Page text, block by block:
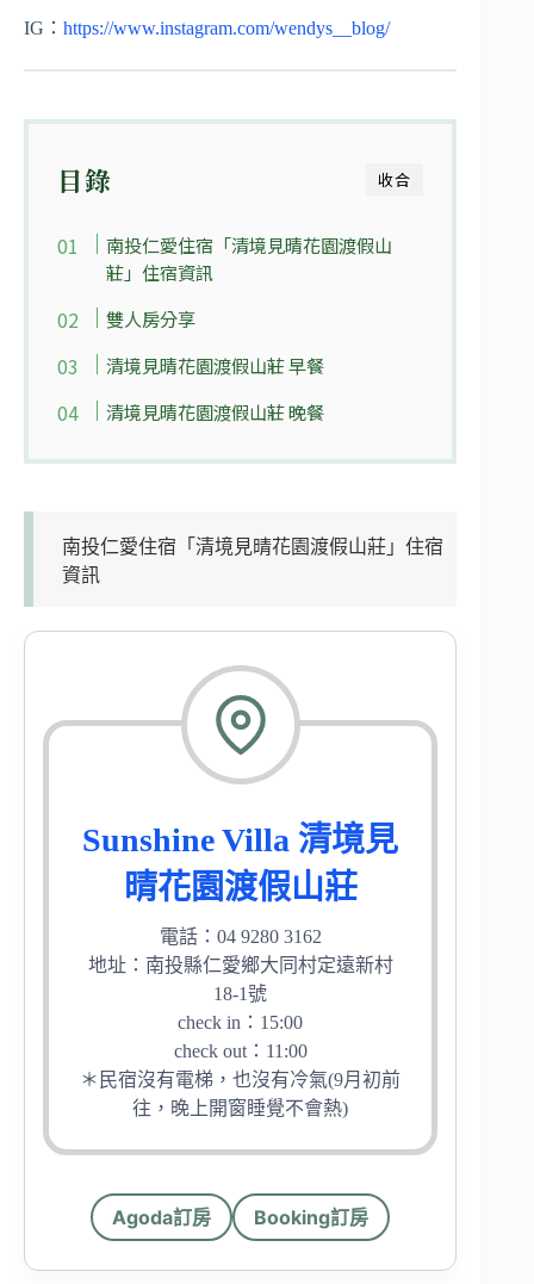
IG： https://www.instagram.com/wendys__blog/
收合
目錄
南投仁愛住宿「清境見晴花園渡假山
莊」住宿資訊
雙人房分享
清境見晴花園渡假山莊 早餐
清境見晴花園渡假山莊 晚餐
南投仁愛住宿「清境見晴花園渡假山莊」住宿
資訊
Sunshine Villa 清境見
晴花園渡假山莊
電話：04 9280 3162
地址：南投縣仁愛鄉大同村定遠新村
18-1號
check in：15:00
check out：11:00
＊民宿沒有電梯，也沒有冷氣(9月初前
往，晚上開窗睡覺不會熱)
Agoda訂房 Booking訂房